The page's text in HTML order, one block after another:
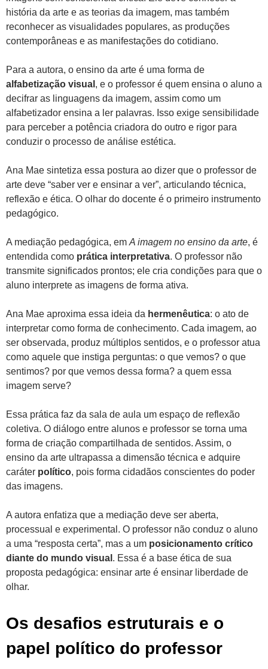
história da arte e as teorias da imagem, mas também
reconhecer as visualidades populares, as produções
contemporâneas e as manifestações do cotidiano.
Para a autora, o ensino da arte é uma forma de
alfabetização visual , e o professor é quem ensina o aluno a
decifrar as linguagens da imagem, assim como um
alfabetizador ensina a ler palavras. Isso exige sensibilidade
para perceber a potência criadora do outro e rigor para
conduzir o processo de análise estética.
Ana Mae sintetiza essa postura ao dizer que o professor de
arte deve “saber ver e ensinar a ver”, articulando técnica,
reflexão e ética. O olhar do docente é o primeiro instrumento
pedagógico.
A mediação pedagógica, em A imagem no ensino da arte, é
entendida como prática interpretativa. O professor não
transmite significados prontos; ele cria condições para que o
aluno interprete as imagens de forma ativa.
Ana Mae aproxima essa ideia da hermenêutica: o ato de
interpretar como forma de conhecimento. Cada imagem, ao
ser observada, produz múltiplos sentidos, e o professor atua
como aquele que instiga perguntas: o que vemos? o que
sentimos? por que vemos dessa forma? a quem essa
imagem serve?
Essa prática faz da sala de aula um espaço de reflexão
coletiva. O diálogo entre alunos e professor se torna uma
forma de criação compartilhada de sentidos. Assim, o
ensino da arte ultrapassa a dimensão técnica e adquire
caráter político, pois forma cidadãos conscientes do poder
das imagens.
A autora enfatiza que a mediação deve ser aberta,
processual e experimental. O professor não conduz o aluno
a uma “resposta certa”, mas a um posicionamento crítico
diante do mundo visual . Essa é a base ética de sua
proposta pedagógica: ensinar arte é ensinar liberdade de
olhar.
Os desafios estruturais e o
papel político do professor